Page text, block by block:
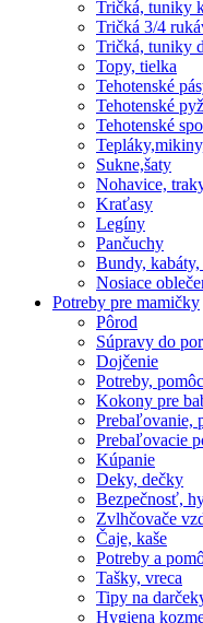
Tričká, tuniky
Tričká 3/4
Tričká, tuniky
Topy, tielka
Tehotenské
Tehotenské
Tehotenské
Sukne,šaty
Nohavice,
Kraťasy
Legíny
Pančuchy
Bundy, kabáty,
Nosiace
Potreby pre mamičky
Pôrod
Súpravy do
Dojčenie
Potreby,
Kokony pre
Prebaľovanie,
Prebaľovacie
Kúpanie
Deky, dečky
Bezpečnosť,
Zvlhčovače
Čaje, kaše
Potreby a
Tašky, vreca
Tipy na
Hygiena